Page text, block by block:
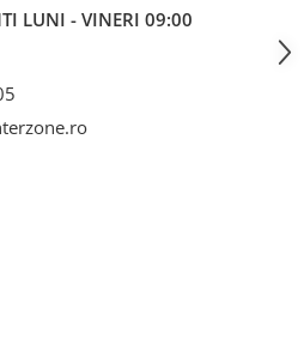
LUNI - VINERI 09:00